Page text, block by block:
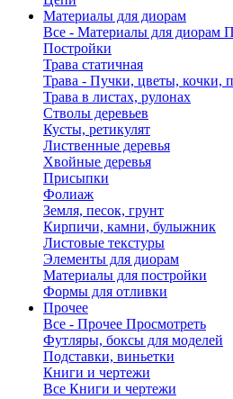
Материалы для диорам
Все - Материалы для диорам
Постройки
Трава статичная
Трава - Пучки, цветы, кочки,
Трава в листах, рулонах
Стволы деревьев
Кусты, ретикулят
Лиственные деревья
Хвойные деревья
Присыпки
Фолиаж
Земля, песок, грунт
Кирпичи, камни, булыжник
Листовые текстуры
Элементы для диорам
Материалы для постройки
Формы для отливки
Прочее
Все - Прочее Просмотреть
Футляры, боксы для моделей
Подставки, виньетки
Книги и чертежи
Все Книги и чертежи